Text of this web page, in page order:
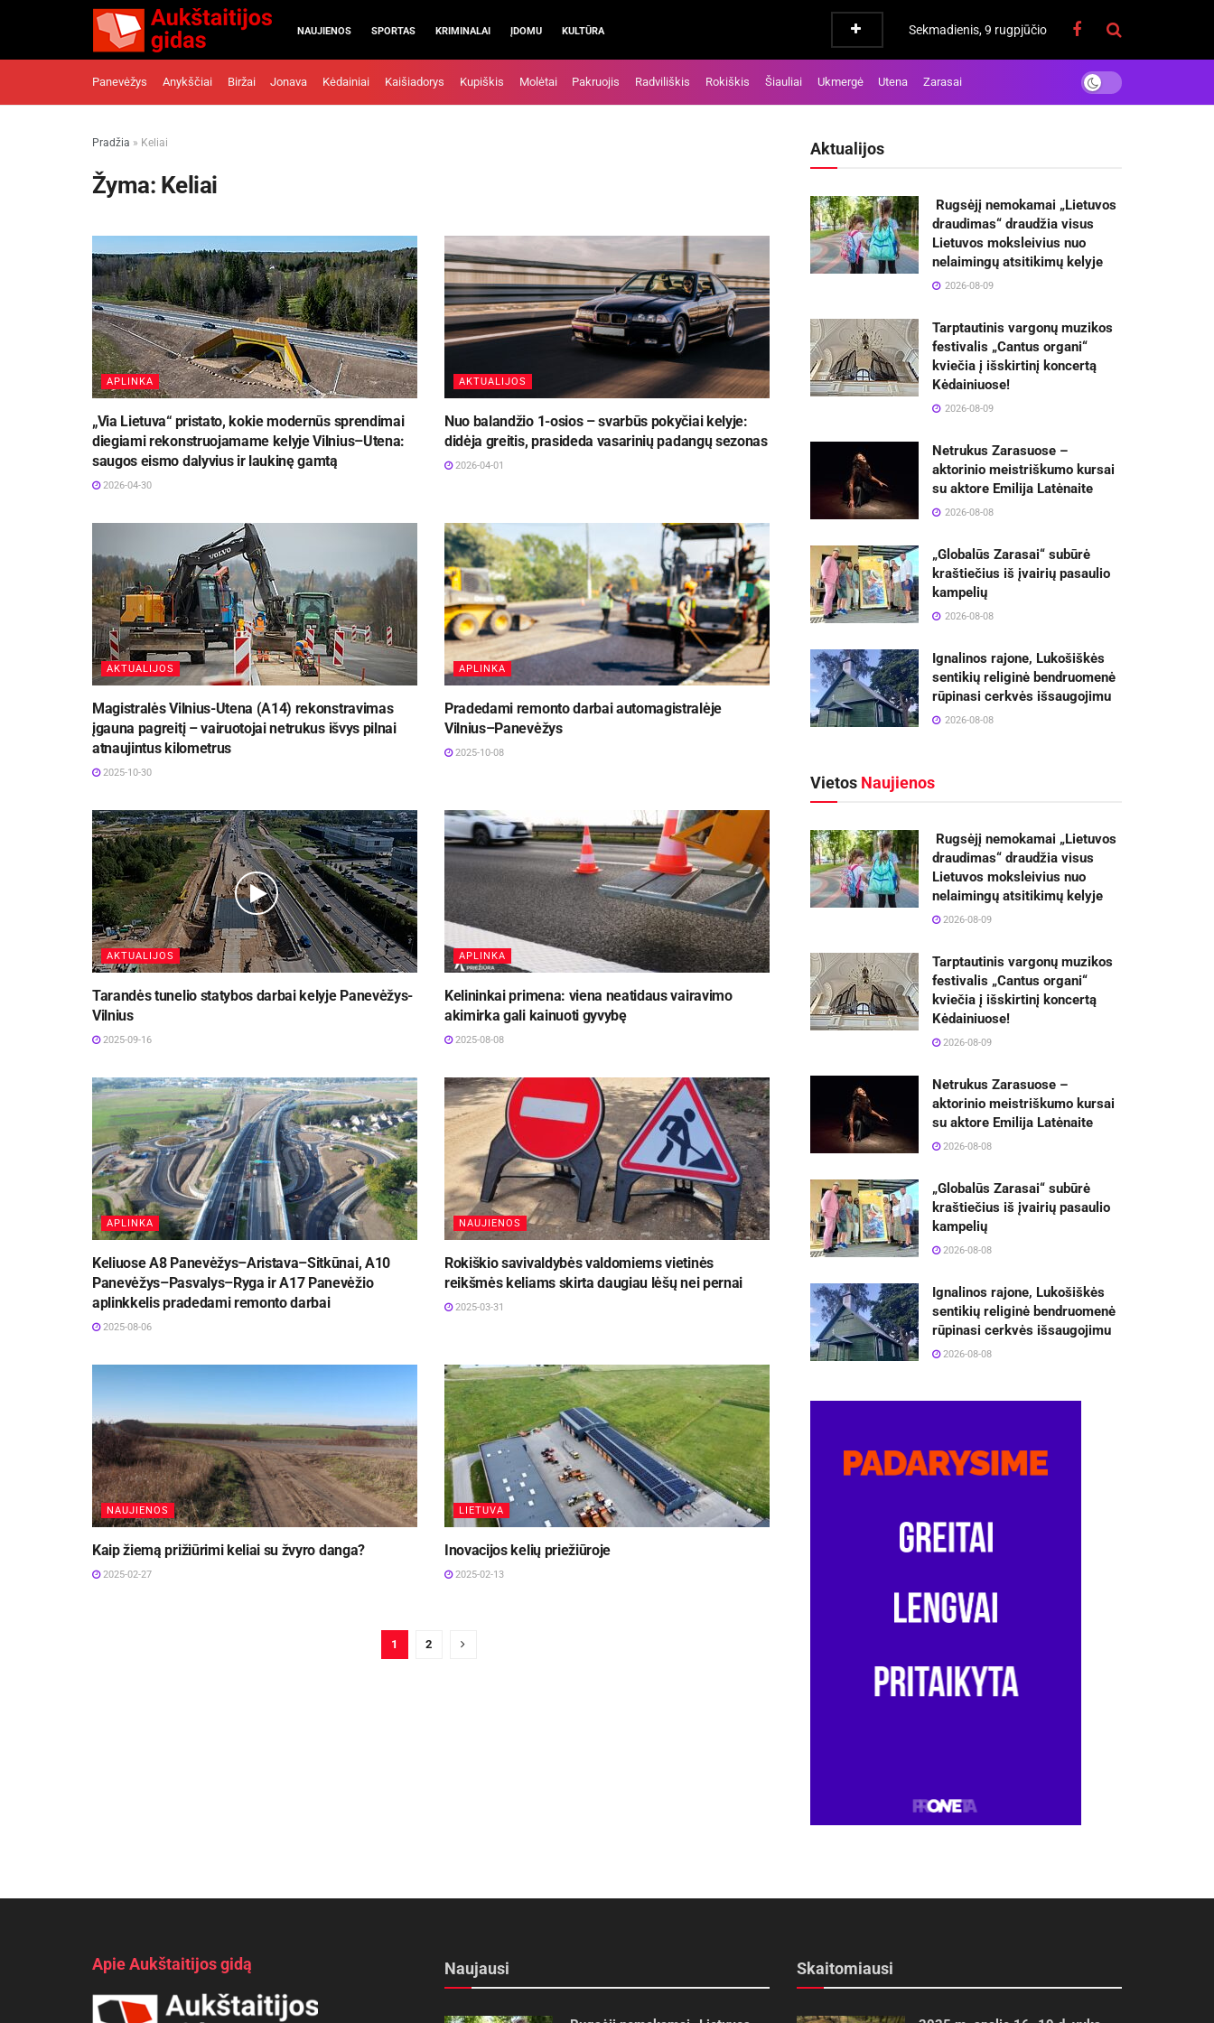
NAUJIENOS SPORTAS KRIMINALAI ĮDOMU KULTŪRA Sekmadienis, 9 rugpjūčio
Panevėžys Anykščiai Biržai Jonava Kėdainiai Kaišiadorys Kupiškis Molėtai Pakruojis Radviliškis Rokiškis Šiauliai Ukmergė Utena Zarasai
Pradžia » Keliai
Žyma: Keliai
APLINKA
„Via Lietuva“ pristato, kokie modernūs sprendimai
diegiami rekonstruojamame kelyje Vilnius–Utena:
saugos eismo dalyvius ir laukinę gamtą
2026-04-30
AKTUALIJOS
Nuo balandžio 1-osios – svarbūs pokyčiai kelyje:
didėja greitis, prasideda vasarinių padangų sezonas
2026-04-01
AKTUALIJOS
Magistralės Vilnius-Utena (A14) rekonstravimas
įgauna pagreitį – vairuotojai netrukus išvys pilnai
atnaujintus kilometrus
2025-10-30
APLINKA
Pradedami remonto darbai automagistralėje
Vilnius–Panevėžys
2025-10-08
AKTUALIJOS
Tarandės tunelio statybos darbai kelyje Panevėžys-
Vilnius
2025-09-16
APLINKA
Kelininkai primena: viena neatidaus vairavimo
akimirka gali kainuoti gyvybę
2025-08-08
APLINKA
Keliuose A8 Panevėžys–Aristava–Sitkūnai, A10
Panevėžys–Pasvalys–Ryga ir A17 Panevėžio
aplinkkelis pradedami remonto darbai
2025-08-06
NAUJIENOS
Rokiškio savivaldybės valdomiems vietinės
reikšmės keliams skirta daugiau lėšų nei pernai
2025-03-31
NAUJIENOS
Kaip žiemą prižiūrimi keliai su žvyro danga?
2025-02-27
LIETUVA
Inovacijos kelių priežiūroje
2025-02-13
1 2
Aktualijos
Rugsėjį nemokamai „Lietuvos
draudimas“ draudžia visus
Lietuvos moksleivius nuo
nelaimingų atsitikimų kelyje
2026-08-09
Tarptautinis vargonų muzikos
festivalis „Cantus organi“
kviečia į išskirtinį koncertą
Kėdainiuose!
2026-08-09
Netrukus Zarasuose –
aktorinio meistriškumo kursai
su aktore Emilija Latėnaite
2026-08-08
„Globalūs Zarasai“ subūrė
kraštiečius iš įvairių pasaulio
kampelių
2026-08-08
Ignalinos rajone, Lukošiškės
sentikių religinė bendruomenė
rūpinasi cerkvės išsaugojimu
2026-08-08
Vietos Naujienos
Rugsėjį nemokamai „Lietuvos
draudimas“ draudžia visus
Lietuvos moksleivius nuo
nelaimingų atsitikimų kelyje
2026-08-09
Tarptautinis vargonų muzikos
festivalis „Cantus organi“
kviečia į išskirtinį koncertą
Kėdainiuose!
2026-08-09
Netrukus Zarasuose –
aktorinio meistriškumo kursai
su aktore Emilija Latėnaite
2026-08-08
„Globalūs Zarasai“ subūrė
kraštiečius iš įvairių pasaulio
kampelių
2026-08-08
Ignalinos rajone, Lukošiškės
sentikių religinė bendruomenė
rūpinasi cerkvės išsaugojimu
2026-08-08
Apie Aukštaitijos gidą Naujausi Skaitomiausi